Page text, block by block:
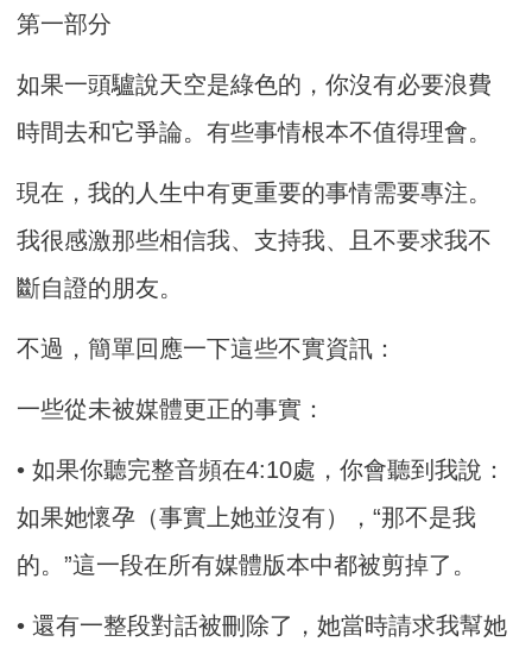
第一部分
如果一頭驢說天空是綠色的，你沒有必要浪費
時間去和它爭論。有些事情根本不值得理會。
現在，我的人生中有更重要的事情需要專注。
我很感激那些相信我、支持我、且不要求我不
斷自證的朋友。
不過，簡單回應一下這些不實資訊：
一些從未被媒體更正的事實：
• 如果你聽完整音頻在4:10處，你會聽到我說：
如果她懷孕（事實上她並沒有），“那不是我
的。”這一段在所有媒體版本中都被剪掉了。
• 還有一整段對話被刪除了，她當時請求我幫她